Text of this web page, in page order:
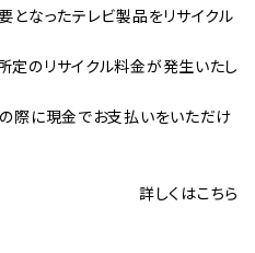
となったテレビ製品をリサイクル
のリサイクル料金が発生いたし
際に現金でお支払いをいただけ
詳しくはこちら